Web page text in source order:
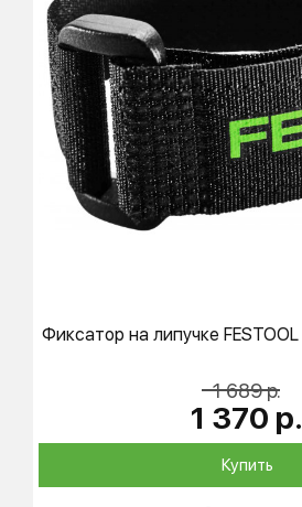
Фиксатор на липучке FESTOOL
1 689 р.
1 370 р.
Купить